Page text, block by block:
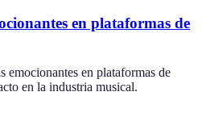
en plataformas de
emocionantes en plataformas de
en la industria musical.